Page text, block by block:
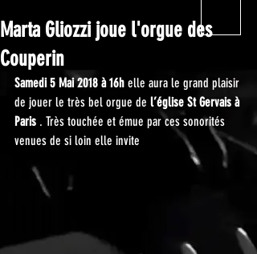
Marta Gliozzi joue l'orgue des
Couperin
Samedi 5 Mai 2018 à 16h elle aura le grand plaisir
de jouer le très bel orgue de l’église St Gervais à
Paris . Très touchée et émue par ces sonorités
venues de si loin elle invite